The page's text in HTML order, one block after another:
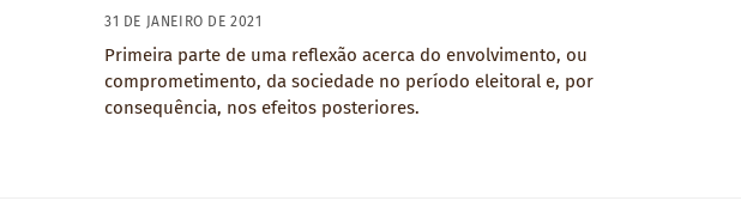
31 DE JANEIRO DE 2021
Primeira parte de uma reflexão acerca do envolvimento, ou
comprometimento, da sociedade no período eleitoral e, por
consequência, nos efeitos posteriores.